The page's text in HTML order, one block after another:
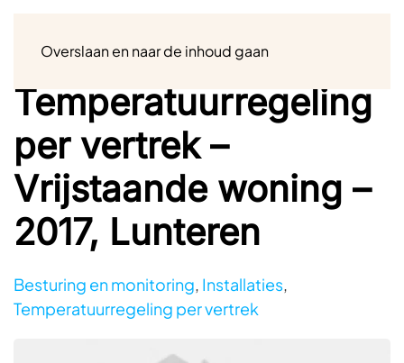
Overslaan en naar de inhoud gaan
Temperatuurregeling
per vertrek –
Vrijstaande woning –
2017, Lunteren
Besturing en monitoring, Installaties,
Temperatuurregeling per vertrek